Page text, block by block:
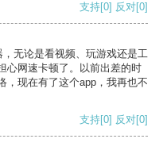
支持[0] 反对[0]
无论是看视频、玩游戏还是工
心网速卡顿了。以前出差的时
，现在有了这个app，我再也不
支持[0] 反对[0]